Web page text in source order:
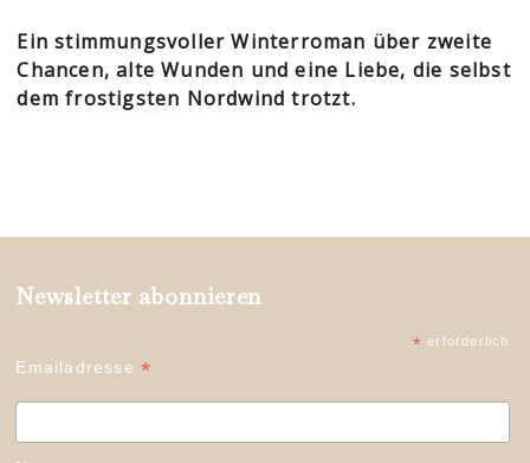
Ein stimmungsvoller Winterroman über zweite
Chancen, alte Wunden und eine Liebe, die selbst
dem frostigsten Nordwind trotzt.
Newsletter abonnieren
* erforderlich
Emailadresse*